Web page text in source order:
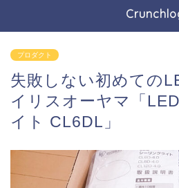
プロダクト
失敗しない初めての
イリスオーヤマ「
イト CL6DL」